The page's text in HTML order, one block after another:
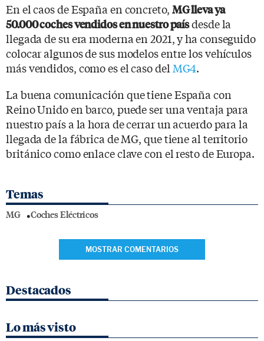
En el caos de España en concreto, MG lleva ya
50.000 coches vendidos en nuestro paísdesde la
llegada de su era moderna en 2021, y ha conseguido
colocar algunos de sus modelos entre los vehículos
más vendidos, como es el caso del MG4.
La buena comunicación que tiene España con
Reino Unido en barco, puede ser una ventaja para
nuestro país a la hora de cerrar un acuerdo para la
llegada de la fábrica de MG, que tiene al territorio
británico como enlace clave con el resto de Europa.
Temas
MG Coches Eléctricos
MOSTRAR COMENTARIOS
Destacados
Lo más visto